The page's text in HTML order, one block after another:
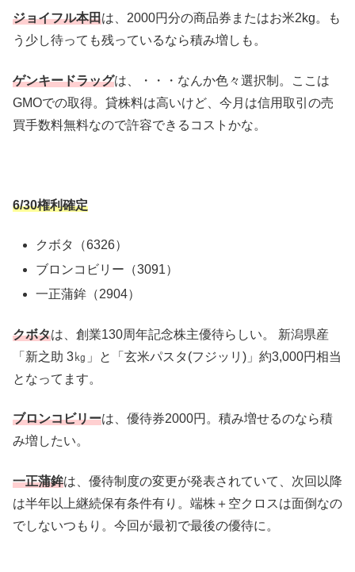
ジョイフル本田は、2000円分の商品券またはお米2kg。も
う少し待っても残っているなら積み増しも。
ゲンキードラッグは、・・・なんか色々選択制。ここは
GMOでの取得。貸株料は高いけど、今月は信用取引の売
買手数料無料なので許容できるコストかな。
6/30権利確定
クボタ（6326）
ブロンコビリー（3091）
一正蒲鉾（2904）
クボタは、創業130周年記念株主優待らしい。 新潟県産
「新之助 3㎏」と「玄米パスタ(フジッリ)」約3,000円相当
となってます。
ブロンコビリーは、優待券2000円。積み増せるのなら積
み増したい。
一正蒲鉾は、優待制度の変更が発表されていて、次回以降
は半年以上継続保有条件有り。端株＋空クロスは面倒なの
でしないつもり。今回が最初で最後の優待に。